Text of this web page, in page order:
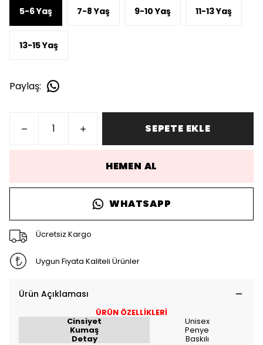
5-6 Yaş 7-8 Yaş 9-10 Yaş 11-13 Yaş
13-15 Yaş
Paylaş:
SEPETE EKLE
HEMEN AL
WHATSAPP
Ücretsiz Kargo
Uygun Fiyata Kaliteli Ürünler
Ürün Açıklaması
ÜRÜN ÖZELLİKLERİ
Cinsiyet Unisex
Kumaş Penye
Detay Baskılı